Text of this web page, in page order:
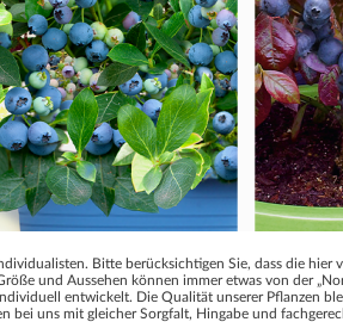
Bitte berücksichtigen Sie, dass die hier
und Aussehen können immer etwas von der
entwickelt. Die Qualität unserer Pflanzen
bei uns mit gleicher Sorgfalt, Hingabe und